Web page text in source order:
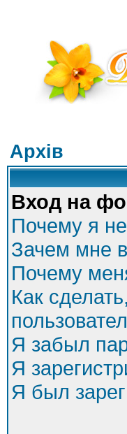
Архів
Вход на
Почему я
Зачем мне
Почему
Как
Я забыл
Я
Я был